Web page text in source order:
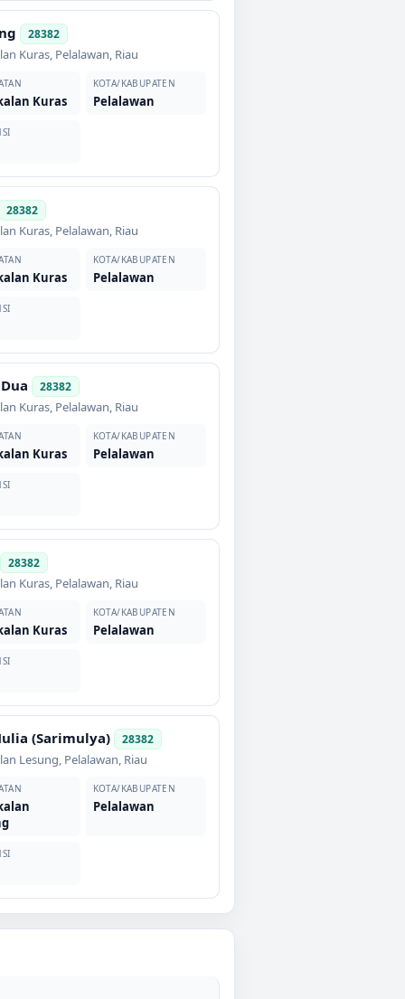
28382
Kuras, Pelalawan, Riau
Kuras
KOTA/KABUPATEN
Pelalawan
28382
Kuras, Pelalawan, Riau
Kuras
KOTA/KABUPATEN
Pelalawan
28382
Kuras, Pelalawan, Riau
Kuras
KOTA/KABUPATEN
Pelalawan
28382
Kuras, Pelalawan, Riau
Kuras
KOTA/KABUPATEN
Pelalawan
(Sarimulya) 28382
Lesung, Pelalawan, Riau
KOTA/KABUPATEN
Pelalawan